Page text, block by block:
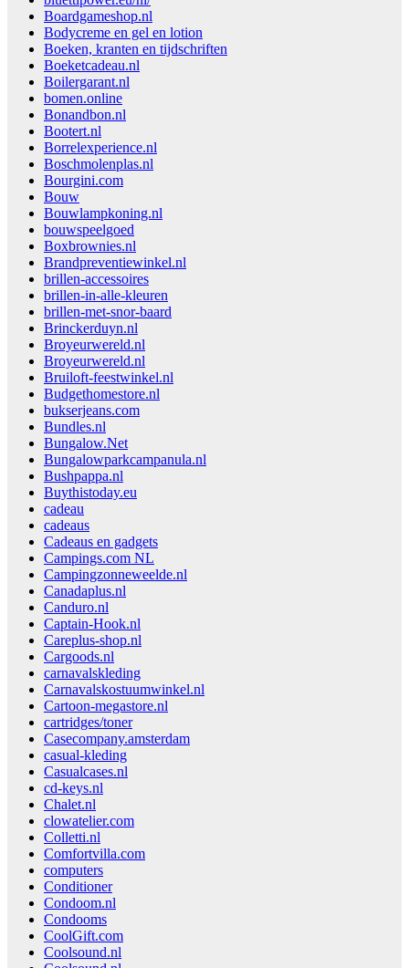
Boardgameshop.nl
Bodycreme en gel en lotion
Boeken, kranten en tijdschriften
Boeketcadeau.nl
Boilergarant.nl
bomen.online
Bonandbon.nl
Bootert.nl
Borrelexperience.nl
Boschmolenplas.nl
Bourgini.com
Bouw
Bouwlampkoning.nl
bouwspeelgoed
Boxbrownies.nl
Brandpreventiewinkel.nl
brillen-accessoires
brillen-in-alle-kleuren
brillen-met-snor-baard
Brinckerduyn.nl
Broyeurwereld.nl
Broyeurwereld.nl
Bruiloft-feestwinkel.nl
Budgethomestore.nl
bukserjeans.com
Bundles.nl
Bungalow.Net
Bungalowparkcampanula.nl
Bushpappa.nl
Buythistoday.eu
cadeau
cadeaus
Cadeaus en gadgets
Campings.com NL
Campingzonneweelde.nl
Canadaplus.nl
Canduro.nl
Captain-Hook.nl
Careplus-shop.nl
Cargoods.nl
carnavalskleding
Carnavalskostuumwinkel.nl
Cartoon-megastore.nl
cartridges/toner
Casecompany.amsterdam
casual-kleding
Casualcases.nl
cd-keys.nl
Chalet.nl
clowatelier.com
Colletti.nl
Comfortvilla.com
computers
Conditioner
Condoom.nl
Condooms
CoolGift.com
Coolsound.nl